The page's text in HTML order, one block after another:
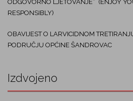
ODGOVORNO LJETOVANJE“ (ENJOY
RESPONSIBLY)
OBAVIJEST O LARVICIDNOM
PODRUČJU OPĆINE ŠANDROVAC
Izdvojeno